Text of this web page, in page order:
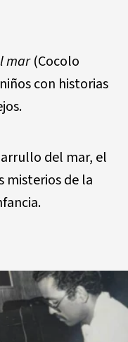
mar(Cocolo
con historias
del mar, el
misterios de la